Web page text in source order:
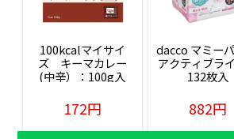
100kcalマイサイ
ズ　キーマカレー
(中辛）：100g入
172円
販売価格(税込)
dacco マミー
アクティブラ
132枚入
882円
販売価格(税